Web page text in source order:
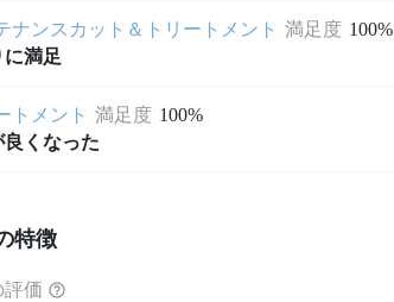
ナンスカット＆トリートメント 満足度 100%
満足
トメント 満足度 100%
くなった
特徴
評価